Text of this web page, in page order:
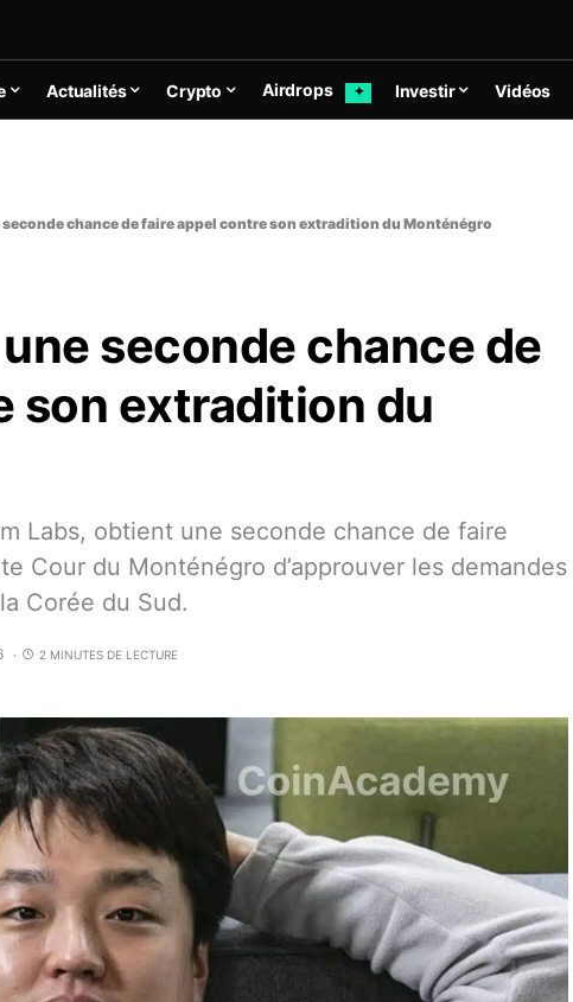
Actualités Crypto Airdrops ✦ Investir Vidéos
chance de faire appel contre son extradition du Monténégro
seconde chance de
son extradition du
Labs, obtient une seconde chance de faire
Cour du Monténégro d’approuver les demandes
Corée du Sud.
2 MINUTES DE LECTURE